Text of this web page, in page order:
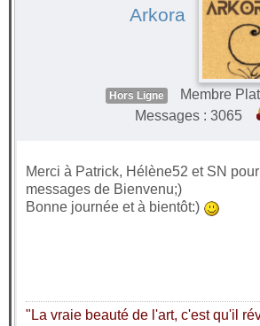
Arkora
Hors Ligne
Membre
Messages : 3065
Merci à Patrick, Hélène52 et SN
messages de Bienvenu;)
Bonne journée et à bientôt:)
"La vraie beauté de l'art, c'est qu'il